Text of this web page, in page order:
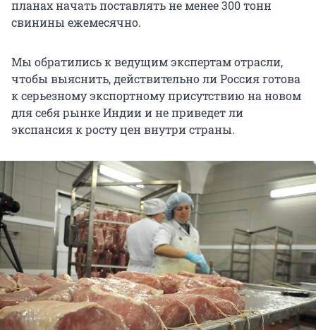
планах начать поставлять не менее 300 тонн
свинины ежемесячно.
Мы обратились к ведущим экспертам отрасли,
чтобы выяснить, действительно ли Россия готова
к серьезному экспортному присутствию на новом
для себя рынке Индии и не приведет ли
экспансия к росту цен внутри страны.